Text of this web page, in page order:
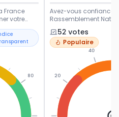
France
votre
80
Avez-vous confiance
Rassemblement
politique français.
52 votes
Populaire
20
40